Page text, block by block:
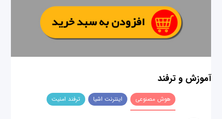
آموزش و ترفند
هوش مصنوعی اینترنت اشیا ترفند امنیت